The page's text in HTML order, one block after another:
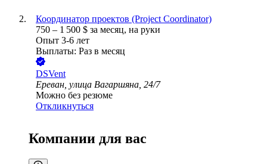
Координатор проектов (Project Coordinator)
750 – 1 500 $ за месяц, на руки
Опыт 3-6 лет
Выплаты: Раз в месяц
DSVent
Ереван, улица Вагаршяна, 24/7
Можно без резюме
Откликнуться
Компании для вас